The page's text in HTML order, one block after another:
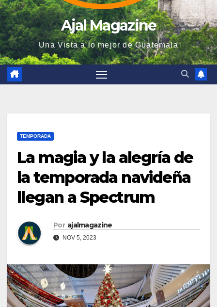
Ajal Magazine
Una Vista a lo mejor de Guatemala
TEMPORADA
La magia y la alegría de
la temporada navideña
llegan a Spectrum
Por ajalmagazine
NOV 5, 2023